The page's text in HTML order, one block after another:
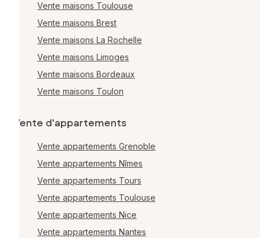
Vente maisons Toulouse
Vente maisons Brest
Vente maisons La Rochelle
Vente maisons Limoges
Vente maisons Bordeaux
Vente maisons Toulon
Vente d'appartements
Vente appartements Grenoble
Vente appartements Nîmes
Vente appartements Tours
Vente appartements Toulouse
Vente appartements Nice
Vente appartements Nantes